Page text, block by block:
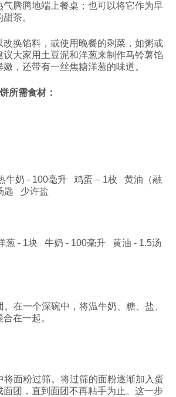
气腾腾地端上餐桌；也可以将它作为早
茶。
改换馅料，或使用晚餐的剩菜，如粥或
议大家用土豆泥和洋葱来制作马铃薯馅
，还带有一丝焦糖洋葱的味道。
所需食材：
牛奶 - 100毫升 鸡蛋 – 1枚 黄油（融
匙 少许盐
葱 - 1块 牛奶 - 100毫升 黄油 - 1.5汤
。在一个深碗中，将温牛奶、糖、盐、
在一起。
将面粉过筛。将过筛的面粉逐渐加入蛋
面团，直到面团不再粘手为止。这一步